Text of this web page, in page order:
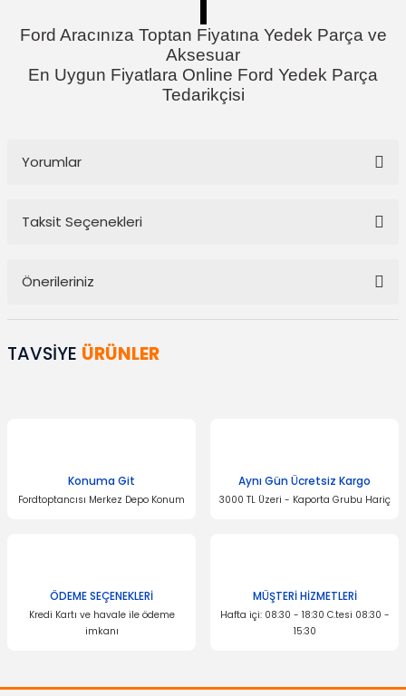
Ford Aracınıza Toptan Fiyatına Yedek Parça ve
Aksesuar
En Uygun Fiyatlara Online Ford Yedek Parça
Tedarikçisi
Yorumlar
Taksit Seçenekleri
Önerileriniz
konularda yetersiz gördüğünüz noktaları öneri formunu kullanarak
tarafımıza iletebilirsiniz.
Ürün bilgilerinde hatalar bulunuyor.
Ürün fiyatı diğer sitelerden daha pahalı.
TAVSİYE ÜRÜNLER
OTOSAN
Jant Göbek Arması Kuga 1 Adet
367,50 TL
Konuma Git
Fordtoptancısı Merkez Depo Konum
Aynı Gün Ücretsiz Kargo
3000 TL Üzeri - Kaporta Grubu Hariç
ÖDEME SEÇENEKLERİ
Kredi Kartı ve havale ile ödeme
imkanı
MÜŞTERİ HİZMETLERİ
Hafta içi: 08:30 - 18:30 C.tesi 08:30 -
15:30